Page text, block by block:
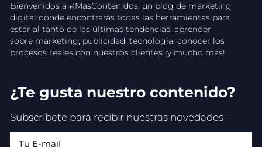
Bienvenidos a #MasContenidos, un blog de marketing
digital donde encontrarás todas las herramientas para
estar al tanto de las últimas tendencias, aprender
sobre marketing, publicidad, tecnología, conocer los
procesos reales con nuestros clientes ¡y mucho más!
¿Te gusta nuestro contenido?
Subscríbete para recibir nuestras novedades